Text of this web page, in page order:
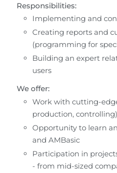
Responsibilities:
Implementing and
Creating reports and
(programming for
Building an expert
users
We offer:
Work with cutting-
production,
Opportunity to learn
and AMBasic
Participation in
- from mid-sized